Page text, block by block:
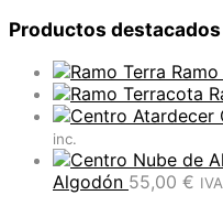
Productos destacados
inc.
Algodón 55,00 €